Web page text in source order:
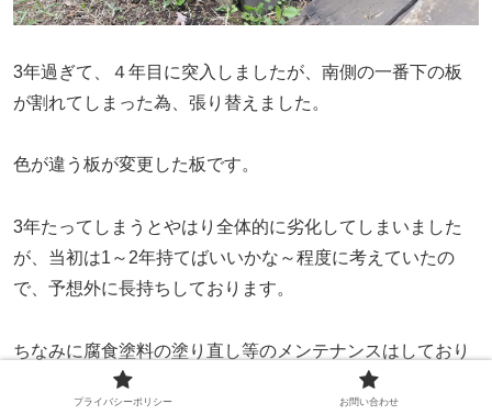
3年過ぎて、４年目に突入しましたが、南側の一番下の板
が割れてしまった為、張り替えました。
色が違う板が変更した板です。
3年たってしまうとやはり全体的に劣化してしまいました
が、当初は1～2年持てばいいかな～程度に考えていたの
で、予想外に長持ちしております。
ちなみに腐食塗料の塗り直し等のメンテナンスはしており
ません。ほったらかしです。
プライバシーポリシー お問い合わせ